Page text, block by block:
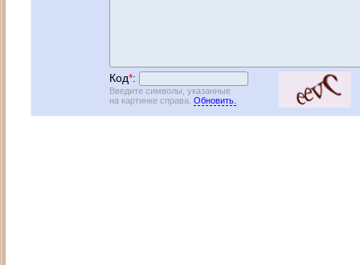
Код*:
Введите символы, указанные
на картинке справа. Обновить.